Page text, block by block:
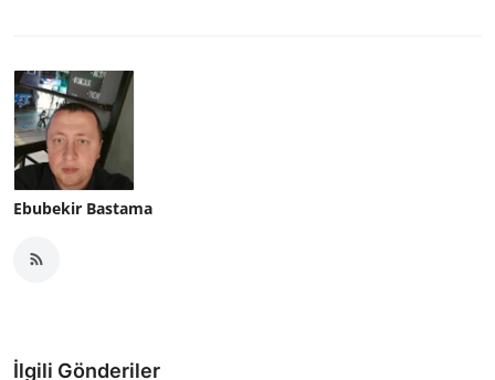
Ebubekir Bastama
İlgili Gönderiler